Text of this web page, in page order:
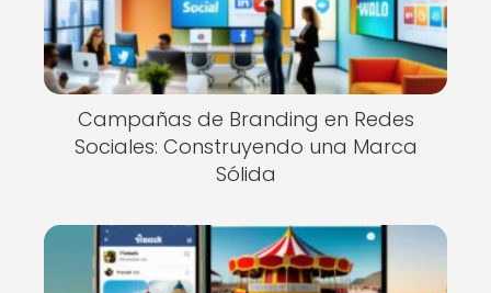
Campañas de Branding en Redes
Sociales: Construyendo una Marca
Sólida